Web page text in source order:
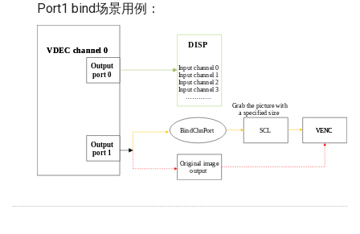
Port1 bind场景用例：